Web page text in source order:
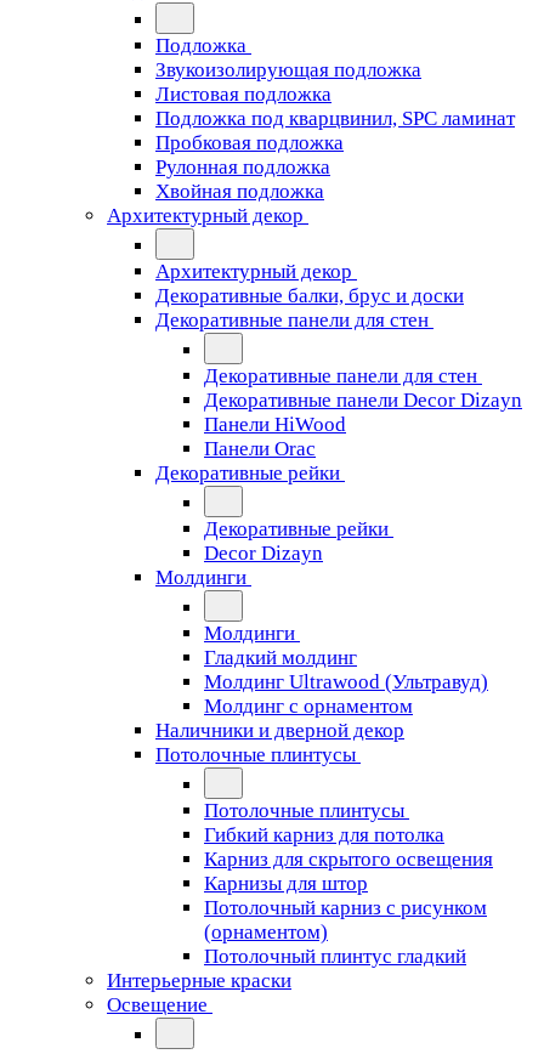
Подложка
Звукоизолирующая подложка
Листовая подложка
Подложка под кварцвинил, SPC ламинат
Пробковая подложка
Рулонная подложка
Хвойная подложка
Архитектурный декор
Архитектурный декор
Декоративные балки, брус и доски
Декоративные панели для стен
Декоративные панели для стен
Декоративные панели Decor Dizayn
Панели HiWood
Панели Orac
Декоративные рейки
Декоративные рейки
Decor Dizayn
Молдинги
Молдинги
Гладкий молдинг
Молдинг Ultrawood (Ультравуд)
Молдинг с орнаментом
Наличники и дверной декор
Потолочные плинтусы
Потолочные плинтусы
Гибкий карниз для потолка
Карниз для скрытого освещения
Карнизы для штор
Потолочный карниз с рисунком
(орнаментом)
Потолочный плинтус гладкий
Интерьерные краски
Освещение